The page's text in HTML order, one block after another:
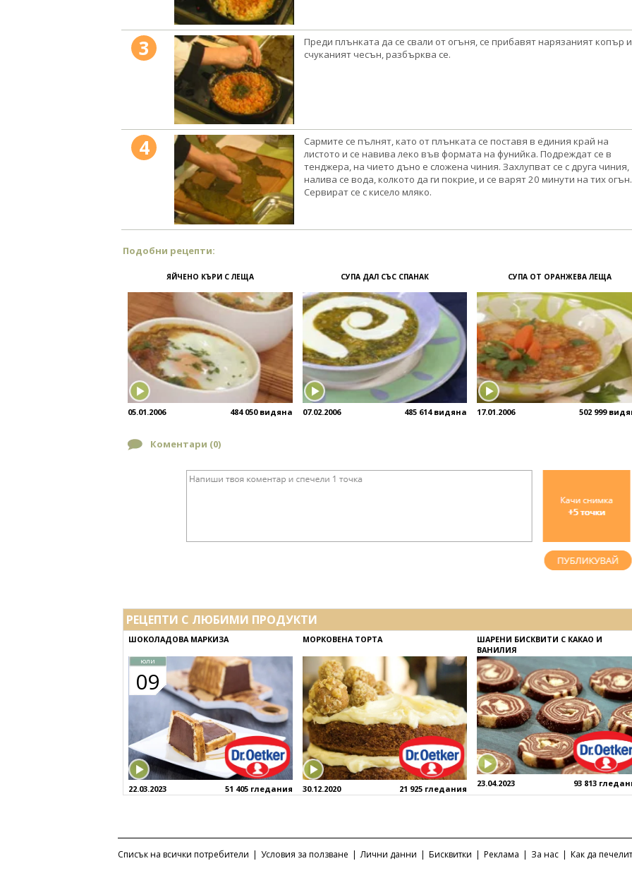
3
Преди плънката да се свали от огъня, се прибавят нарязаният копър и
счуканият чесън, разбърква се.
4
Сармите се пълнят, като от плънката се поставя в единия край на
листото и се навива леко във формата на фунийка. Подреждат се в
тенджера, на чието дъно е сложена чиния. Захлупват се с друга чиния,
налива се вода, колкото да ги покрие, и се варят 20 минути на тих огън.
Сервират се с кисело мляко.
Подобни рецепти:
ЯЙЧЕНО КЪРИ С ЛЕЩА
05.01.2006 484 050 видяна
СУПА ДАЛ СЪС СПАНАК
07.02.2006 485 614 видяна
СУПА ОТ ОРАНЖЕВА ЛЕЩА
17.01.2006 502 999
Коментари (0)
РЕЦЕПТИ С ЛЮБИМИ ПРОДУКТИ
ШОКОЛАДОВА МАРКИЗА
юли
09
22.03.2023 51 405 гледания
МОРКОВЕНА ТОРТА
30.12.2020 21 925 гледания
ШАРЕНИ БИСКВИТИ С КАКАО И
ВАНИЛИЯ
23.04.2023 93 813
Списък на всички потребители | Условия за ползване | Лични данни | Бисквитки | Реклама | За нас | Как да